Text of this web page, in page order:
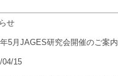
せ
5月JAGES研究会開催のご案内
04/15